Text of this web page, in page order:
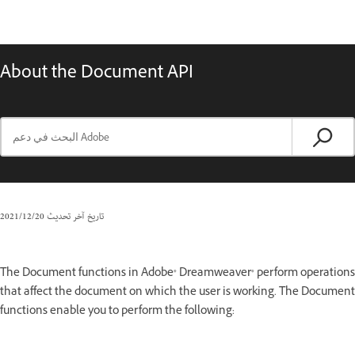
About the Document API
تاريخ آخر تحديث20‏/12‏/2021
The Document functions in Adobe® Dreamweaver® perform operations
that affect the document on which the user is working. The Document
functions enable you to perform the following: